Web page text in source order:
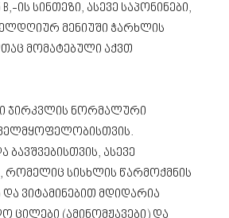
სინთეზი, ასევე საპონინები,
მენიუში ჭარხლის
მომატებული აქვთ
ჯირკვლის ნორმალური
ასევე
რომელიც სისხლის წარმოქმნის
ვიტამინებით მდიდარია
(ამინომჟავები) და